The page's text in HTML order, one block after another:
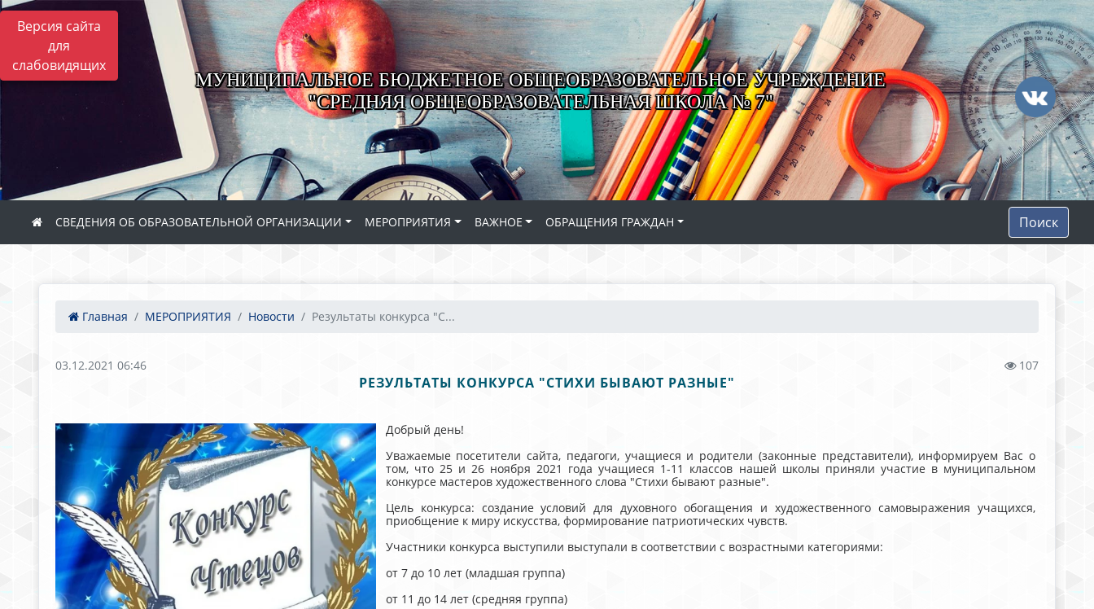
Версия сайта
для
слабовидящих
МУНИЦИПАЛЬНОЕ БЮДЖЕТНОЕ ОБЩЕОБРАЗОВАТЕЛЬНОЕ УЧРЕЖДЕНИЕ
"СРЕДНЯЯ ОБЩЕОБРАЗОВАТЕЛЬНАЯ ШКОЛА № 7"
СВЕДЕНИЯ ОБ ОБРАЗОВАТЕЛЬНОЙ ОРГАНИЗАЦИИ МЕРОПРИЯТИЯ ВАЖНОЕ ОБРАЩЕНИЯ ГРАЖДАН Поиск
Главная МЕРОПРИЯТИЯ Новости Результаты конкурса "С...
03.12.2021 06:46 107
РЕЗУЛЬТАТЫ КОНКУРСА "СТИХИ БЫВАЮТ РАЗНЫЕ"
Добрый день!
Уважаемые посетители сайта, педагоги, учащиеся и родители (законные представители), информируем Вас о
том, что 25 и 26 ноября 2021 года учащиеся 1-11 классов нашей школы приняли участие в муниципальном
конкурсе мастеров художественного слова "Стихи бывают разные".
Цель конкурса: создание условий для духовного обогащения и художественного самовыражения учащихся,
приобщение к миру искусства, формирование патриотических чувств.
Участники конкурса выступили выступали в соответствии с возрастными категориями:
от 7 до 10 лет (младшая группа)
от 11 до 14 лет (средняя группа)